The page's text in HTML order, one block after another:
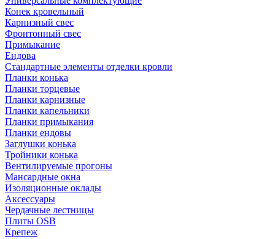
Конек кровельный
Карнизный свес
Фронтонный свес
Примыкание
Ендова
Стандартные элементы отделки кровли
Планки конька
Планки торцевые
Планки карнизные
Планки капельники
Планки примыкания
Планки ендовы
Заглушки конька
Тройники конька
Вентилируемые прогоны
Мансардные окна
Изоляционные оклады
Аксессуары
Чердачные лестницы
Плиты OSB
Крепеж